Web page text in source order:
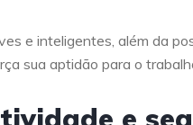
e inteligentes, além da
sua aptidão para o